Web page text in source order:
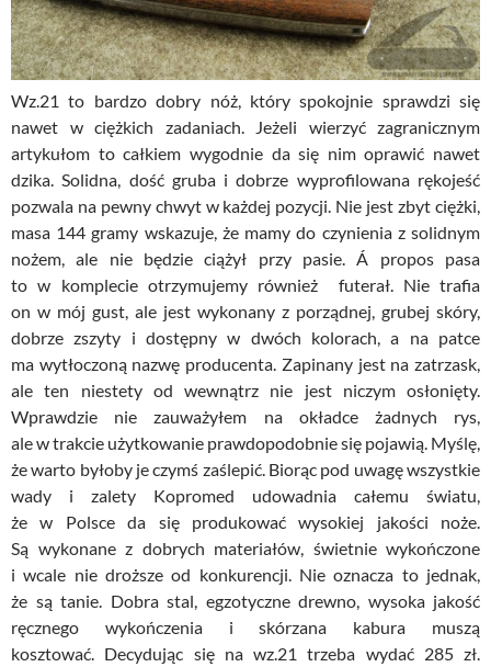
Wz.21 to bardzo dobry nóż, który spokojnie sprawdzi się
nawet w ciężkich zadaniach. Jeżeli wierzyć zagranicznym
artykułom to całkiem wygodnie da się nim oprawić nawet
dzika. Solidna, dość gruba i dobrze wyprofilowana rękojeść
pozwala na pewny chwyt w każdej pozycji. Nie jest zbyt ciężki,
masa 144 gramy wskazuje, że mamy do czynienia z solidnym
nożem, ale nie będzie ciążył przy pasie. Á propos pasa
to w komplecie otrzymujemy również futerał. Nie trafia
on w mój gust, ale jest wykonany z porządnej, grubej skóry,
dobrze zszyty i dostępny w dwóch kolorach, a na patce
ma wytłoczoną nazwę producenta. Zapinany jest na zatrzask,
ale ten niestety od wewnątrz nie jest niczym osłonięty.
Wprawdzie nie zauważyłem na okładce żadnych rys,
ale w trakcie użytkowanie prawdopodobnie się pojawią. Myślę,
że warto byłoby je czymś zaślepić. Biorąc pod uwagę wszystkie
wady i zalety Kopromed udowadnia całemu światu,
że w Polsce da się produkować wysokiej jakości noże.
Są wykonane z dobrych materiałów, świetnie wykończone
i wcale nie droższe od konkurencji. Nie oznacza to jednak,
że są tanie. Dobra stal, egzotyczne drewno, wysoka jakość
ręcznego wykończenia i skórzana kabura muszą
kosztować. Decydując się na wz.21 trzeba wydać 285 zł.